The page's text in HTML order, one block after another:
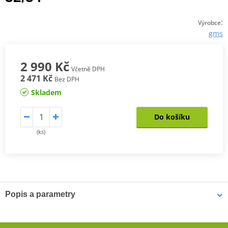
Výrobce:
gms
2 990 Kč Včetně DPH
2 471 Kč Bez DPH
Skladem
(ks)
Do košíku
Popis a parametry